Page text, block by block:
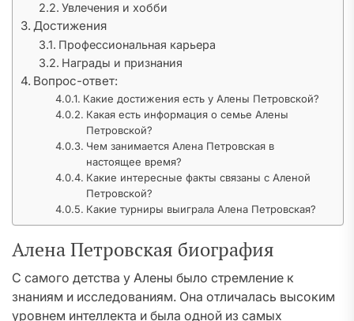
Увлечения и хобби
Достижения
Профессиональная карьера
Награды и признания
Вопрос-ответ:
Какие достижения есть у Алены Петровской?
Какая есть информация о семье Алены
Петровской?
Чем занимается Алена Петровская в
настоящее время?
Какие интересные факты связаны с Аленой
Петровской?
Какие турниры выиграла Алена Петровская?
Алена Петровская биография
С самого детства у Алены было стремление к
знаниям и исследованиям. Она отличалась высоким
уровнем интеллекта и была одной из самых